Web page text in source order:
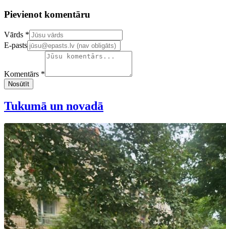
Pievienot komentāru
Confirm your email address
Vārds *
E-pasts
Komentārs *
Nosūtīt
Tukumā un novadā